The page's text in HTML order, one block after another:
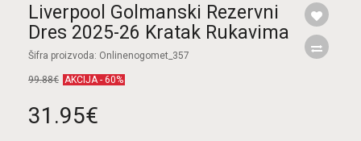
Liverpool Golmanski Rezervni
Dres 2025-26 Kratak Rukavima
Šifra proizvoda: Onlinenogomet_357
99.88€ AKCIJA - 60%
31.95€